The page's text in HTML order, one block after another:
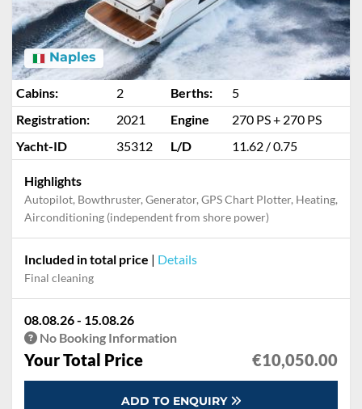
Naples
Cabins: 2 Berths:
5
Registration:
2021 Engine
270 PS + 270 PS
Yacht-ID
35312 L/D 11.62 / 0.75
Highlights
Autopilot, Bowthruster, Generator, GPS Chart Plotter, Heating,
Airconditioning (independent from shore power)
Included in total price | Details
Final cleaning
08.08.26 - 15.08.26
No Booking Information
Your Total Price €10,050.00
ADD TO ENQUIRY